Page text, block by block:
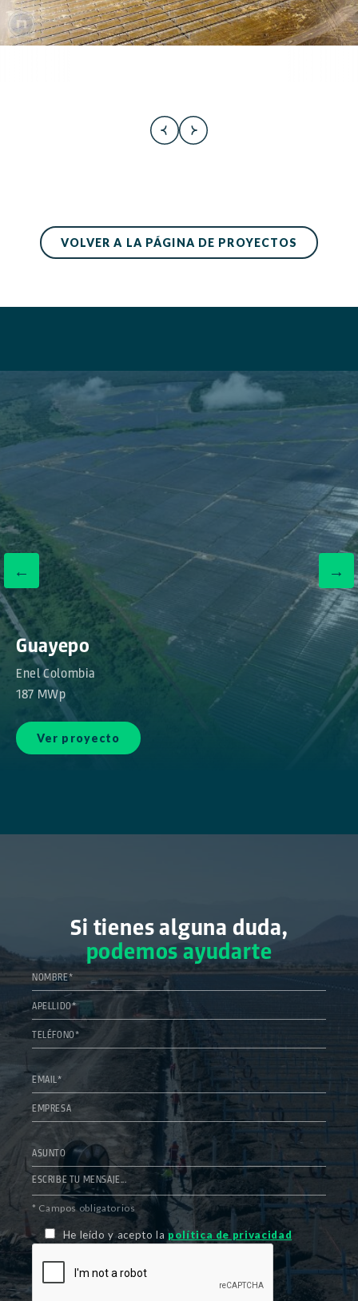
VOLVER A LA PÁGINA DE PROYECTOS
Guayepo
Enel Colombia
187 MWp
Ver proyecto
← →
Si tienes alguna duda,
podemos ayudarte
* Campos obligatorios
He leído y acepto lapolítica de privacidad